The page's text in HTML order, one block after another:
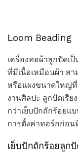
Loom Beading
เครื่องทอผ้าลูกปัดเ
ที่มีเนื้อเหมือนผ้า ส
หรือแผงขนาดใหญ่ที่
งานศิลปะ ลูกปัดเรี
กว่าเย็บปักถักร้อยแ
การตั้งค่าทอร์กก่อ
เย็บปักถักร้อยลูก